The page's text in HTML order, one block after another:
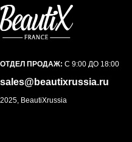
ОТДЕЛ ПРОДАЖ: С 9:00 ДО 18:00
sales@beautixrussia.ru
2025, BeautiXrussia